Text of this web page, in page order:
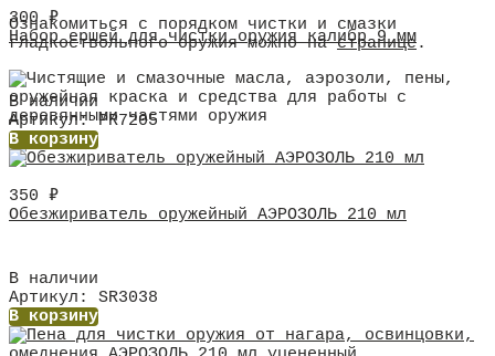
Ознакомиться с порядком чистки и смазки
гладкоствольного оружия можно настранице.
300₽
Набор ершей для чистки оружия калибр 9 мм
В наличии
Артикул: PR7205
В корзину
350 ₽
Обезжириватель оружейный АЭРОЗОЛЬ 210 мл
В наличии
Артикул: SR3038
В корзину